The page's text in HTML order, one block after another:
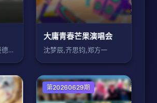
珊农·奥斯博内,霍伊·曼德尔,皮尔斯·摩
大庸青春芒果演唱会
沈梦辰,齐思钧,郑方一
大陆综艺
第20260629期